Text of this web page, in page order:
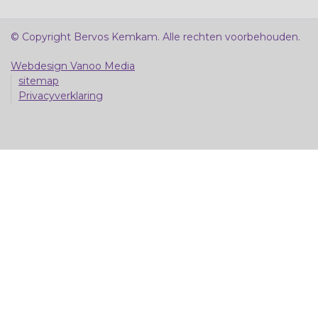
© Copyright Bervos Kemkam. Alle rechten voorbehouden.
Webdesign Vanoo Media
sitemap
Privacyverklaring